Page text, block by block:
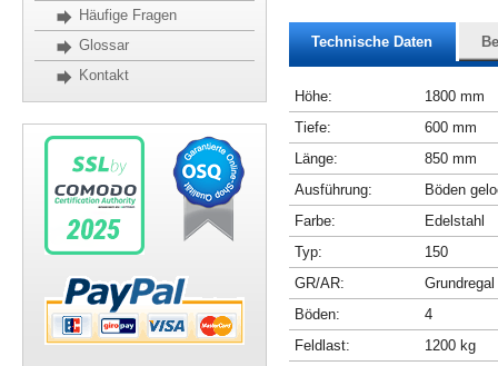
Häufige Fragen
Glossar
Kontakt
Technische Daten
Höhe:
1800 mm
Tiefe:
600 mm
Länge:
850 mm
Ausführung:
Böden
Farbe:
Edelstahl
Typ:
150
GR/AR:
Grundregal
Böden:
4
Feldlast:
1200 kg